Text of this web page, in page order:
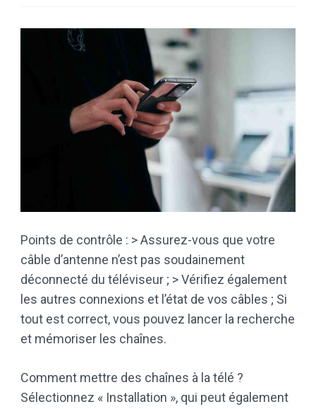
Points de contrôle : > Assurez-vous que votre
câble d’antenne n’est pas soudainement
déconnecté du téléviseur ; > Vérifiez également
les autres connexions et l’état de vos câbles ; Si
tout est correct, vous pouvez lancer la recherche
et mémoriser les chaînes.
Comment mettre des chaînes à la télé ?
Sélectionnez « Installation », qui peut également